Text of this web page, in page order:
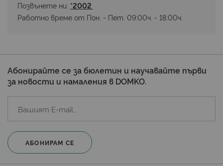
Позвънете ни: *2002
Работно време от Пон. - Пет. 09:00ч. - 18:00ч.
Абонирайте се за бюлетин и научавайте първи
за новости и намаления в DOMKO.
АБОНИРАМ СЕ